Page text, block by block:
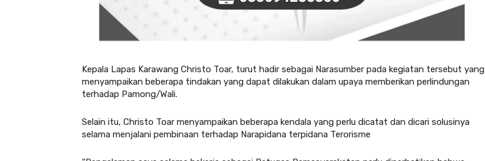
Kepala Lapas Karawang Christo Toar, turut hadir sebagai Narasumber pada kegiatan tersebut yang
menyampaikan beberapa tindakan yang dapat dilakukan dalam upaya memberikan perlindungan
terhadap Pamong/Wali.
Selain itu, Christo Toar menyampaikan beberapa kendala yang perlu dicatat dan dicari solusinya
selama menjalani pembinaan terhadap Narapidana terpidana Terorisme